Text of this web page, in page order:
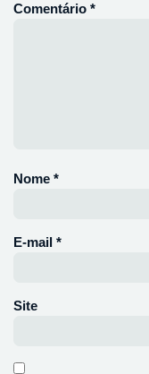
Comentário *
Nome *
E-mail *
Site